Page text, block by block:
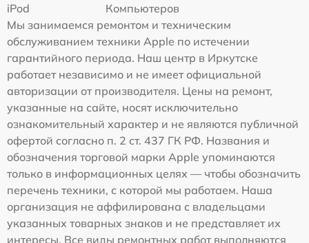
iPod
Компьютеров
Мы занимаемся ремонтом и техническим
обслуживанием техники Apple по истечении
гарантийного периода. Наш центр в Иркутске
работает независимо и не имеет официальной
авторизации от производителя. Цены на ремонт,
указанные на сайте, носят исключительно
ознакомительный характер и не являются публичной
офертой согласно п. 2 ст. 437 ГК РФ. Названия и
обозначения торговой марки Apple упоминаются
только в информационных целях — чтобы обозначить
перечень техники, с которой мы работаем. Наша
организация не аффилирована с владельцами
указанных товарных знаков и не представляет их
интересы. Все виды ремонтных работ выполняются